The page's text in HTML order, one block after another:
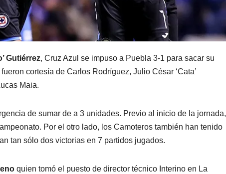
Gutiérrez, Cruz Azul se impuso a Puebla 3-1 para sacar su
cortesía de Carlos Rodríguez, Julio César ‘Cata’
Maia.
de sumar de a 3 unidades. Previo al inicio de la jornada,
Por el otro lado, los Camoteros también han tenido
tan sólo dos victorias en 7 partidos jugados.
quien tomó el puesto de director técnico Interino en La